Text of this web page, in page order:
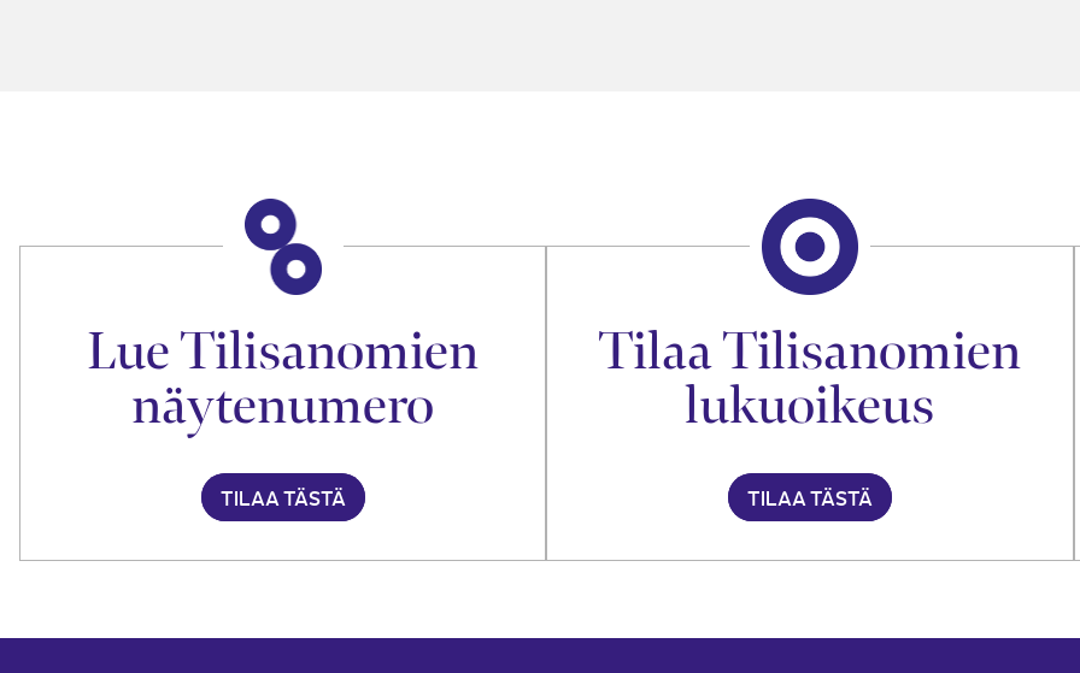
Lue Tilisanomien
näytenumero
TILAA TÄSTÄ
Tilaa Tilisanomien
lukuoikeus
TILAA TÄSTÄ